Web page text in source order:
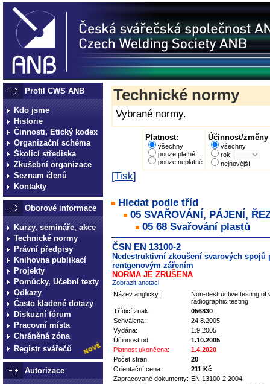
Profil CWS ANB
Kdo jsme
Historie
Činnosti, Etický kodex
Organizační schéma
Školicí střediska
Zkušební organizace
Seznam členů
Kontakty
Oborové informace
Kurzy, semináře, akce
Technické normy
Právní předpisy
Knihovna publikací
Projekty
Pomůcky, Učební texty
Odkazy
Často kladené dotazy
Diskuzní fórum
Pracovní místa
Chráněná zóna
Registr svářečů
Autorizace
Technické normy
Vybrané normy.
Platnost:
všechny
pouze platné
pouze neplatné
Účinnost/změny
všechny
rok
nejnovější
[Tisk]
Hledat podle tříd
05 SVAŘOVÁNÍ, PÁJENÍ,
05 68 Svařování plastů
ČSN EN 13100-2
Nedestruktivní zkoušení svarových
rentgenovým zářením
NORMA JE ZRUŠENA
Zobrazit anotaci
Název anglicky:
Non-destructive testing of
radiographic testing
Třídicí znak:
056830
Schválena:
24.8.2005
Vydána:
1.9.2005
Účinnost od:
1.10.2005
Platnost ukončena:
1.4.2020
Počet stran:
20
Orientační cena:
211 Kč
Zapracované dokumenty: EN 13100-2:2004